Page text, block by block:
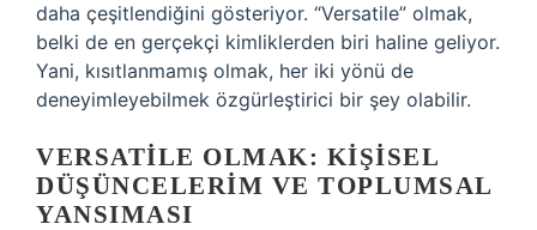
daha çeşitlendiğini gösteriyor. “Versatile” olmak,
belki de en gerçekçi kimliklerden biri haline geliyor.
Yani, kısıtlanmamış olmak, her iki yönü de
deneyimleyebilmek özgürleştirici bir şey olabilir.
VERSATILE OLMAK: KIŞISEL
DÜŞÜNCELERIM VE TOPLUMSAL
YANSIMASI